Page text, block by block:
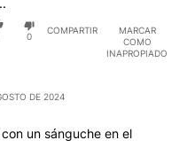
0
COMPARTIR
MARCAR
COMO
INAPROPIADO
DE 2024
un sánguche en el